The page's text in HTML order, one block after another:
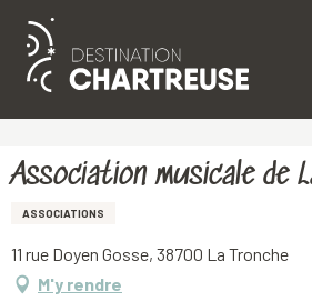
Aller
principal
Association musicale de
ASSOCIATIONS
11 rue Doyen Gosse, 38700 La Tronche
M'y rendre